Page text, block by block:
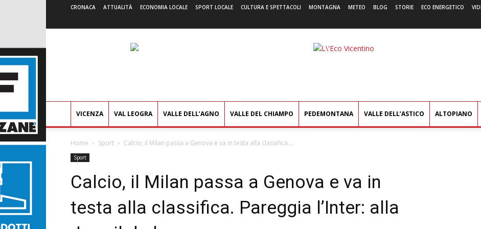
CRONACA ATTUALITÀ ECONOMIA LOCALE SPORT LOCALE CULTURA E SPETTACOLI MONTAGNA METEO BLOG STORIE ECO ENERGETICO
L'Eco
VICENZA VAL LEOGRA VALLE DELL’AGNO VALLE DEL CHIAMPO PEDEMONTANA VALLE DELL’ASTICO ALTOPIANO
Home Sport Calcio, il Milan passa a Genova e va in testa alla classifica....
Sport
Calcio, il Milan passa a Genova e va in
testa alla classifica. Pareggia l’Inter: alla